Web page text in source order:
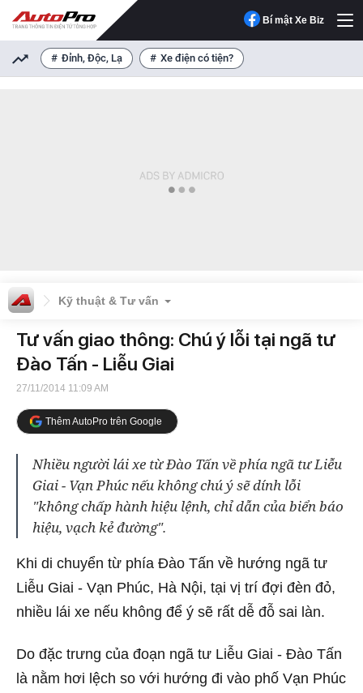
Bí mật Xe Biz
Đỉnh, Độc, Lạ Xe điện có tiện?
Kỹ thuật & Tư vấn
Tư vấn giao thông: Chú ý lỗi tại ngã tư
Đào Tấn - Liễu Giai
27/11/2014 11:09 AM
Thêm AutoPro trên Google
Nhiều người lái xe từ Đào Tấn về phía ngã tư Liễu
Giai - Vạn Phúc nếu không chú ý sẽ dính lỗi
"không chấp hành hiệu lệnh, chỉ dẫn của biển báo
hiệu, vạch kẻ đường".
Khi di chuyển từ phía Đào Tấn về hướng ngã tư
Liễu Giai - Vạn Phúc, Hà Nội, tại vị trí đợi đèn đỏ,
nhiều lái xe nếu không để ý sẽ rất dễ đỗ sai làn.
Do đặc trưng của đoạn ngã tư Liễu Giai - Đào Tấn
là nằm hơi lệch so với hướng đi vào phố Vạn Phúc